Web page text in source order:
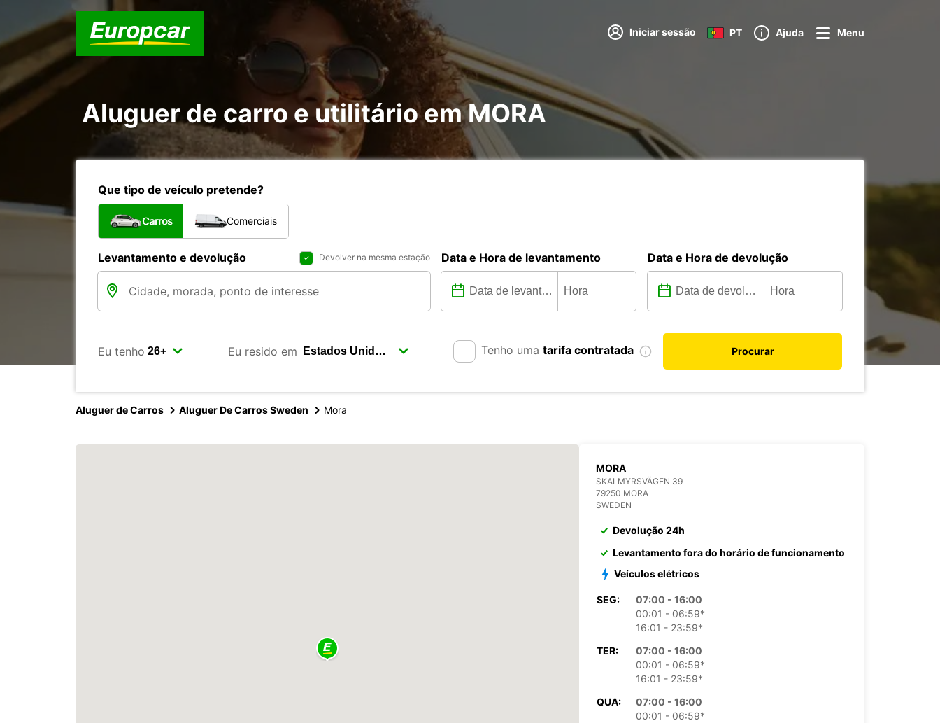
Iniciar sessão PT Ajuda Menu
Aluguer de carro e utilitário em MORA
Que tipo de veículo pretende?
Carros Comerciais
Levantamento e devolução Devolver na mesma estação Data e Hora de levantamento Data e Hora de devolução
Eu tenho Eu resido em Tenho uma tarifa contratada Procurar
Aluguer de Carros Aluguer De Carros Sweden Mora
MORA
SKALMYRSVÄGEN 39
79250 MORA
SWEDEN
Devolução 24h
Levantamento fora do horário de funcionamento
Veículos elétricos
SEG:
07:00 - 16:00
00:01 - 06:59*
16:01 - 23:59*
TER:
07:00 - 16:00
00:01 - 06:59*
16:01 - 23:59*
QUA:
07:00 - 16:00
00:01 - 06:59*